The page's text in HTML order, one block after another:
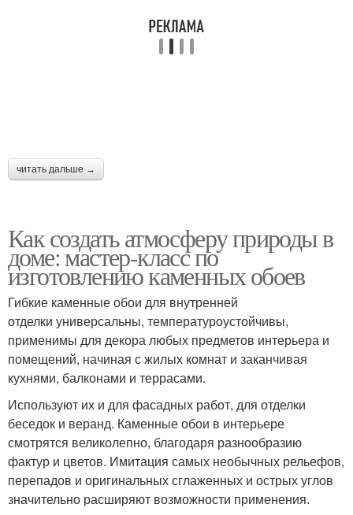
читать дальше →
Как создать атмосферу природы в
доме: мастер-класс по
изготовлению каменных обоев
Гибкие каменные обои для внутренней
отделки универсальны, температуроустойчивы,
применимы для декора любых предметов интерьера и
помещений, начиная с жилых комнат и заканчивая
кухнями, балконами и террасами.
Используют их и для фасадных работ, для отделки
беседок и веранд. Каменные обои в интерьере
смотрятся великолепно, благодаря разнообразию
фактур и цветов. Имитация самых необычных рельефов,
перепадов и оригинальных сглаженных и острых углов
значительно расширяют возможности применения.